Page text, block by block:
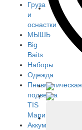
Груза
и
оснастки
МЫШЬ
Big
Baits
Наборы
Одежда
Пневматическая
подвеска
TIS
Марин
Аккумуляторы